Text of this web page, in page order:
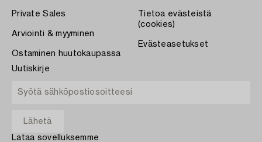
Private Sales
Arviointi & myyminen
Ostaminen huutokaupassa
Tietoa evästeistä
(cookies)
Evästeasetukset
Uutiskirje
Lataa sovelluksemme